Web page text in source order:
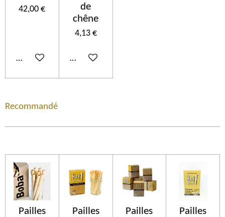
42,00 €
Ajouter au panier
de
chêne
4,13 €
Ajouter au panier
Recommandé
Pailles Pailles Pailles Pailles